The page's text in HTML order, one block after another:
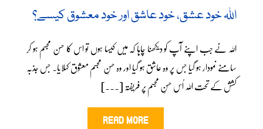
اللہ خود عشق، خود عاشق اور خود معشوق کیسے؟
اللہ نے جب اپنے آپ کو دیکھنا چاہا کہ میں کیسا ہوں تو اس کا حسن مجسم ہو کر
سامنے نمودار ہو گیا جس پر وہ عاشق ہو گیا اور وہ حسنِ مجسم معشوق کہلایا۔ جس جذبہ
کشش کے تحت اللہ اُس حسنِ مجسم پر فریفتہ [...]
READ MORE